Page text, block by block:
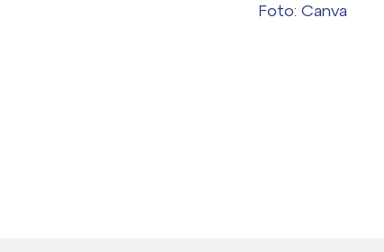
Foto: Canva